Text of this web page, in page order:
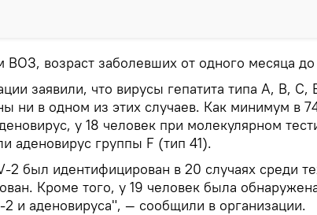
возраст заболевших от одного месяца до
заявили, что вирусы гепатита типа A, B, C,
ни в одном из этих случаев. Как минимум в
у 18 человек при молекулярном
аденовирус группы F (тип 41).
2 был идентифицирован в 20 случаях среди
Кроме того, у 19 человек была
2 и аденовируса", — сообщили в организации.